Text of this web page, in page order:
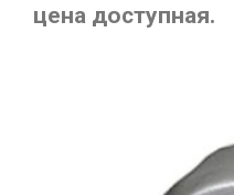
цена доступная.